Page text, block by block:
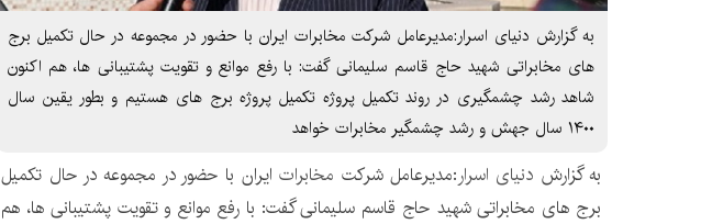
به گزارش دنیای اسرار:مدیرعامل شرکت مخابرات ایران با حضور در مجموعه در حال تکمیل برج
های مخابراتی شهید حاج قاسم سلیمانی گفت: با رفع موانع و تقویت پشتیبانی ها، هم اکنون
شاهد رشد چشمگیری در روند تکمیل پروژه تکمیل پروژه برج های هستیم و بطور یقین سال
۱۴۰۰ سال جهش و رشد چشمگیر مخابرات خواهد
به گزارش دنیای اسرار:مدیرعامل شرکت مخابراتایران با حضور در مجموعه در حال تکمیل
برج های مخابراتی شهید حاج قاسم سلیمانی گفت: با رفع موانع و تقویت پشتیبانی ها، هم